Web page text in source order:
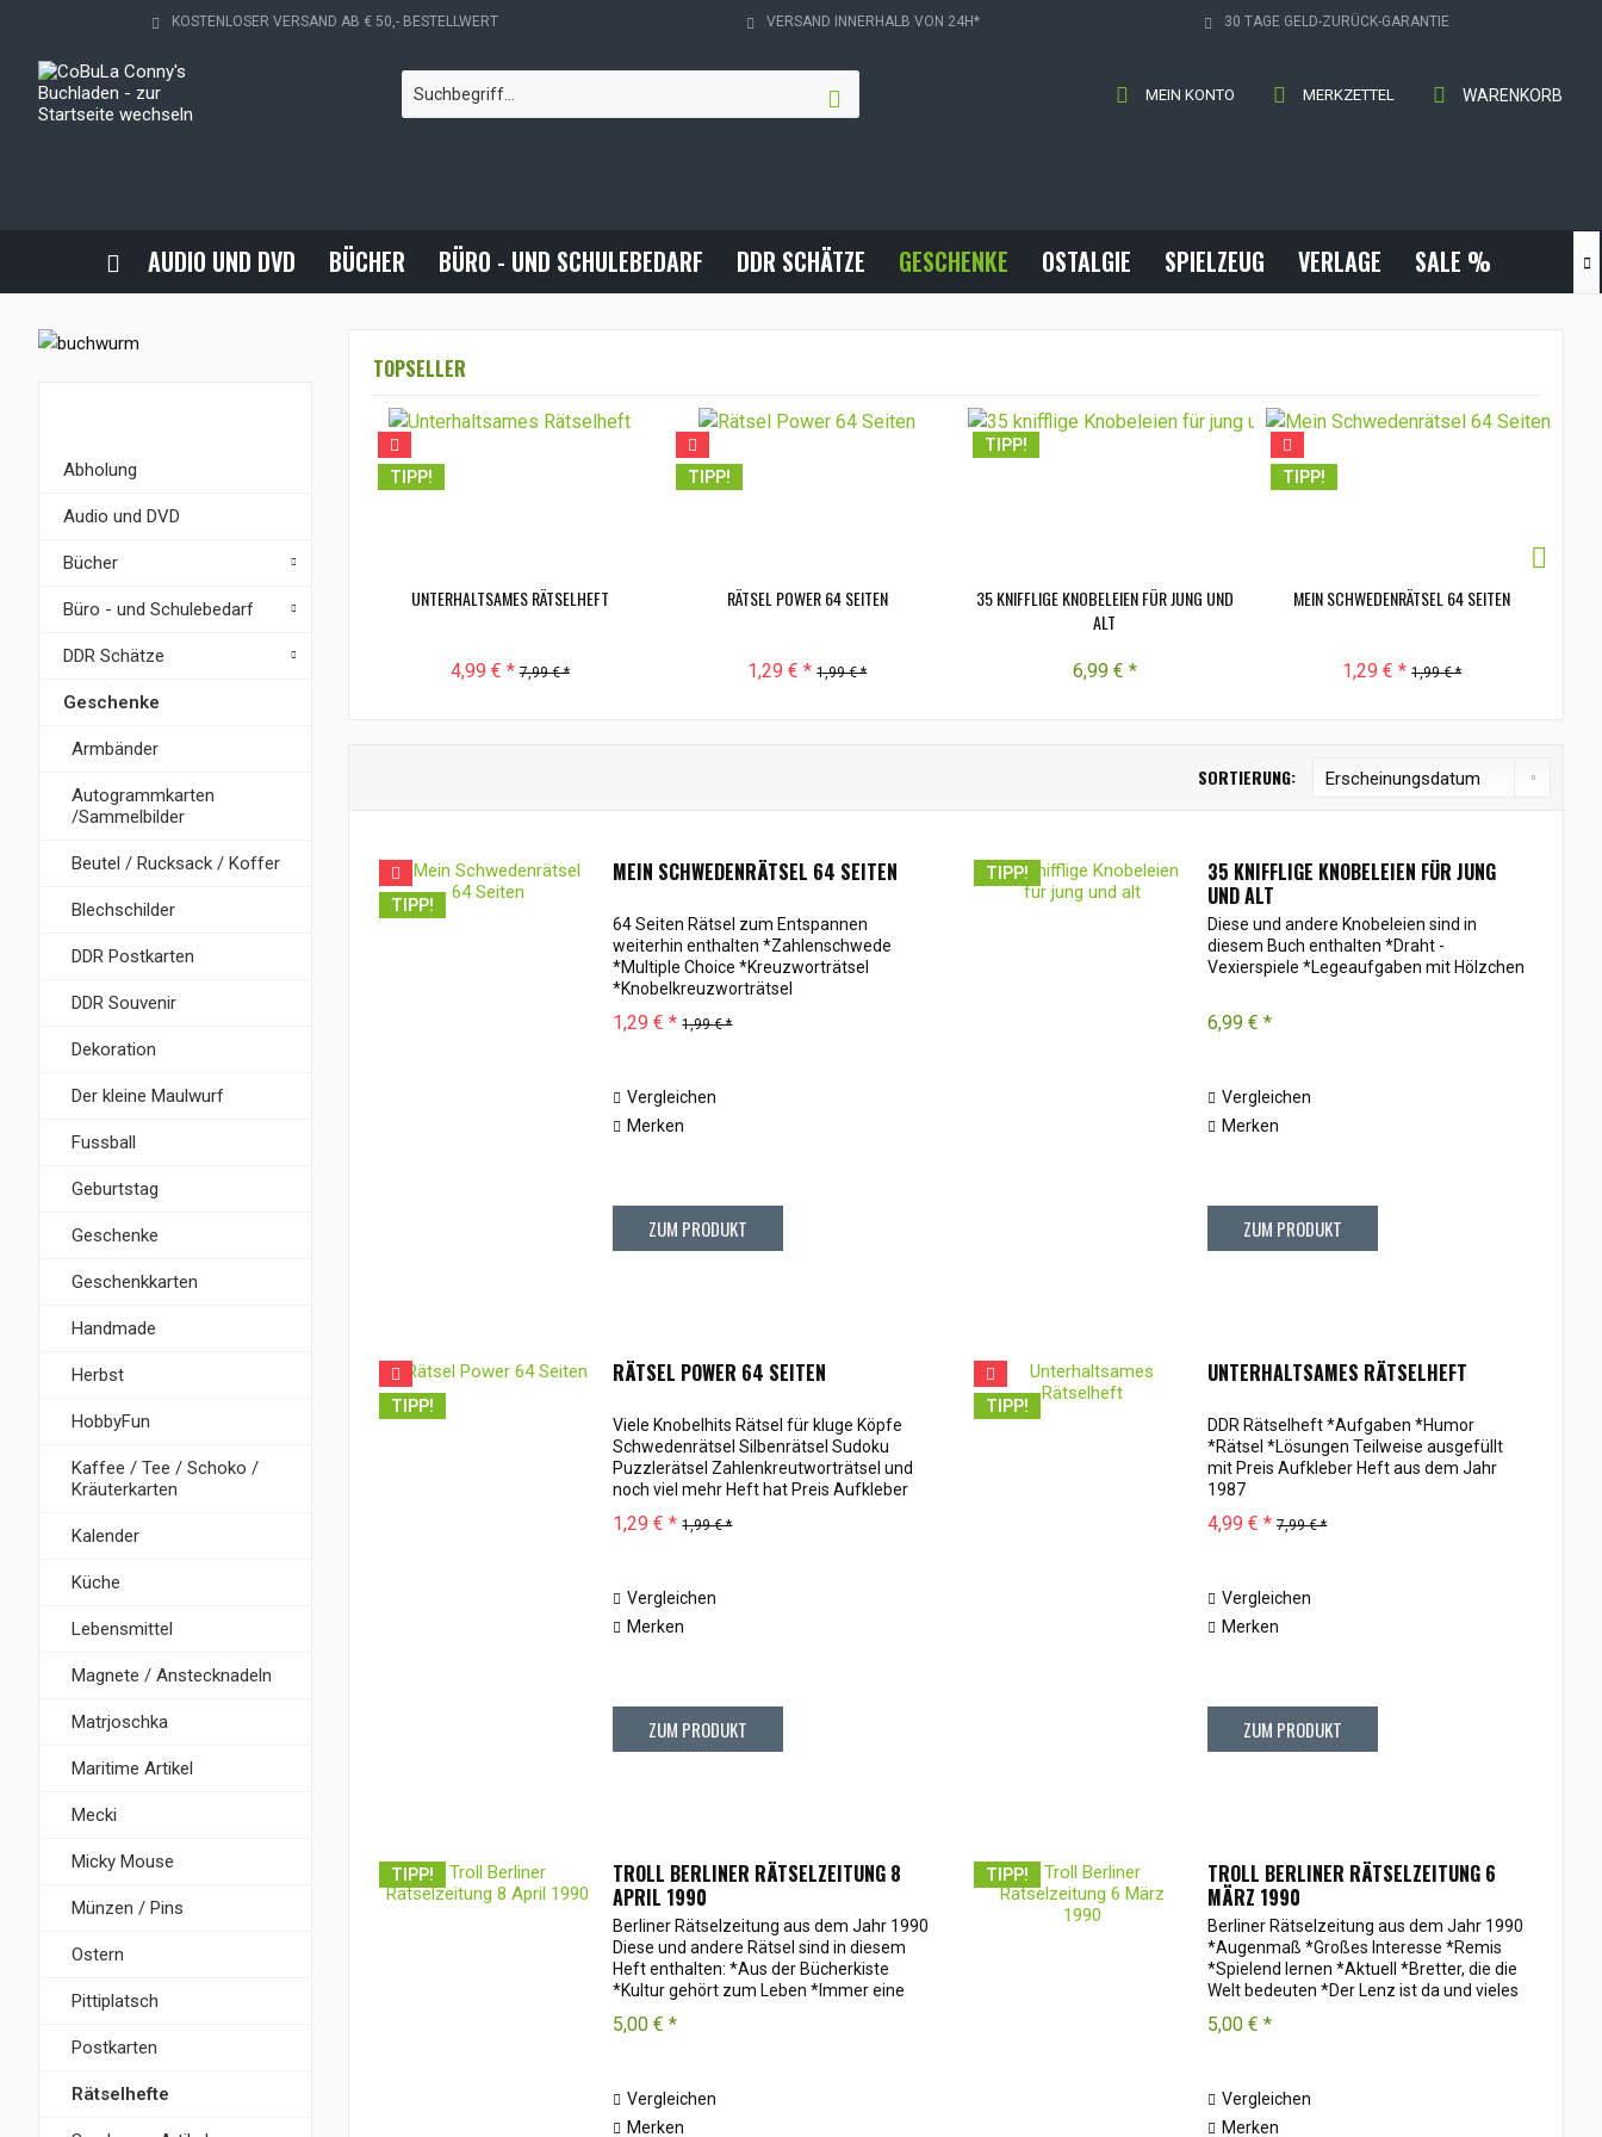
KOSTENLOSER VERSAND AB € 50,- BESTELLWERT VERSAND INNERHALB VON 24H* 30 TAGE GELD-ZURÜCK-GARANTIE
WARENKORB
MERKZETTEL
MEIN KONTO
AUDIO UND DVD BÜCHER BÜRO - UND SCHULEBEDARF DDR SCHÄTZE GESCHENKE OSTALGIE SPIELZEUG VERLAGE SALE % 
Abholung
Audio und DVD
Bücher
Büro - und Schulebedarf
DDR Schätze
Geschenke
Armbänder
Autogrammkarten
/Sammelbilder
Beutel / Rucksack / Koffer
Blechschilder
DDR Postkarten
DDR Souvenir
Dekoration
Der kleine Maulwurf
Fussball
Geburtstag
Geschenke
Geschenkkarten
Handmade
Herbst
HobbyFun
Kaffee / Tee / Schoko /
Kräuterkarten
Kalender
Küche
Lebensmittel
Magnete / Anstecknadeln
Matrjoschka
Maritime Artikel
Mecki
Micky Mouse
Münzen / Pins
Ostern
Pittiplatsch
Postkarten
Rätselhefte
TOPSELLER
TIPP!
UNTERHALTSAMES RÄTSELHEFT
4,99 € * 7,99 € *
TIPP!
RÄTSEL POWER 64 SEITEN
1,29 € * 1,99 € *
TIPP!
35 KNIFFLIGE KNOBELEIEN FÜR JUNG UND
ALT
6,99 € *
TIPP!
MEIN SCHWEDENRÄTSEL 64 SEITEN
1,29 € * 1,99 € *
SORTIERUNG:
TIPP!
MEIN SCHWEDENRÄTSEL 64 SEITEN
64 Seiten Rätsel zum Entspannen
weiterhin enthalten *Zahlenschwede
*Multiple Choice *Kreuzworträtsel
*Knobelkreuzworträtsel
*Schüttelschwede *Symbolpfade
*Kruzzle und noch vieles mehr
1,29 € * 1,99 € *
Vergleichen
Merken
ZUM PRODUKT
TIPP!
35 KNIFFLIGE KNOBELEIEN FÜR JUNG
UND ALT
Diese und andere Knobeleien sind in
diesem Buch enthalten *Draht -
Vexierspiele *Legeaufgaben mit Hölzchen
6,99 € *
Vergleichen
Merken
ZUM PRODUKT
TIPP!
RÄTSEL POWER 64 SEITEN
Viele Knobelhits Rätsel für kluge Köpfe
Schwedenrätsel Silbenrätsel Sudoku
Puzzlerätsel Zahlenkreutworträtsel und
noch viel mehr Heft hat Preis Aufkleber
1,29 € * 1,99 € *
Vergleichen
Merken
ZUM PRODUKT
TIPP!
UNTERHALTSAMES RÄTSELHEFT
DDR Rätselheft *Aufgaben *Humor
*Rätsel *Lösungen Teilweise ausgefüllt
mit Preis Aufkleber Heft aus dem Jahr
1987
4,99 € * 7,99 € *
Vergleichen
Merken
ZUM PRODUKT
TIPP!
TROLL BERLINER RÄTSELZEITUNG 8
APRIL 1990
Berliner Rätselzeitung aus dem Jahr 1990
Diese und andere Rätsel sind in diesem
Heft enthalten: *Aus der Bücherkiste
*Kultur gehört zum Leben *Immer eine
andere Ausrede *Allerlei *Zielbewußt und
vieles mehr
5,00 € *
Vergleichen
Merken
TIPP!
TROLL BERLINER RÄTSELZEITUNG 6
MÄRZ 1990
Berliner Rätselzeitung aus dem Jahr 1990
*Augenmaß *Großes Interesse *Remis
*Spielend lernen *Aktuell *Bretter, die die
Welt bedeuten *Der Lenz ist da und vieles
mehr
5,00 € *
Vergleichen
Merken